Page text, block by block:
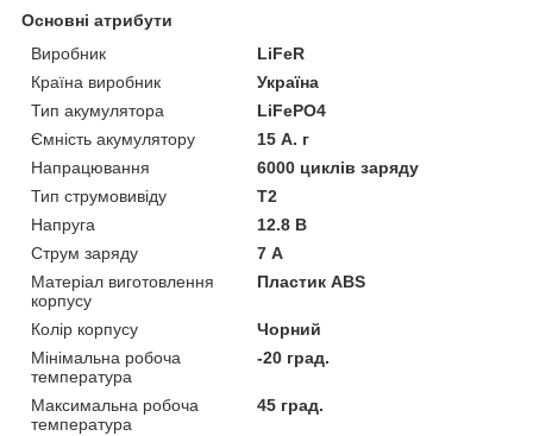
Основні атрибути
Виробник
LiFeR
Країна виробник
Україна
Тип акумулятора
LiFePO4
Ємність акумулятору
15 А. г
Напрацювання
6000 циклів заряду
Тип струмовивіду
T2
Напруга
12.8 В
Струм заряду
7 А
Матеріал виготовлення
корпусу
Пластик ABS
Колір корпусу
Чорний
Мінімальна робоча
температура
-20 град.
Максимальна робоча
температура
45 град.